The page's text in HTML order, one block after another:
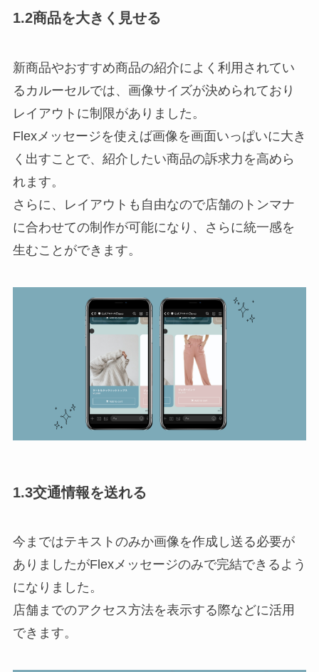
1.2商品を大きく見せる
新商品やおすすめ商品の紹介によく利用されてい
るカルーセルでは、画像サイズが決められており
レイアウトに制限がありました。
Flexメッセージを使えば画像を画面いっぱいに大き
く出すことで、紹介したい商品の訴求力を高めら
れます。
さらに、レイアウトも自由なので店舗のトンマナ
に合わせての制作が可能になり、さらに統一感を
生むことができます。
1.3交通情報を送れる
今まではテキストのみか画像を作成し送る必要が
ありましたがFlexメッセージのみで完結できるよう
になりました。
店舗までのアクセス方法を表示する際などに活用
できます。